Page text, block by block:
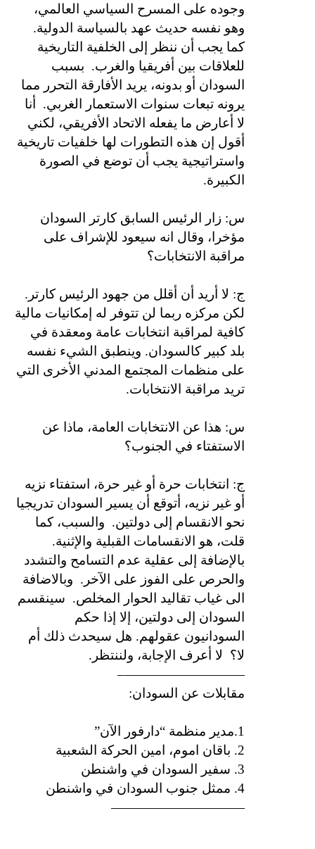
وجوده على المسرح السياسي العالمي،
وهو نفسه حديث عهد بالسياسة الدولية.
كما يجب أن ننظر إلى الخلفية التاريخية
للعلاقات بين أفريقيا والغرب. بسبب
السودان أو بدونه، يريد الأفارقة التحرر مما
يرونه تبعات سنوات الاستعمار الغربي. أنا
لا أعارض ما يفعله الاتحاد الأفريقي، لكني
أقول إن هذه التطورات لها خلفيات تاريخية
واستراتيجية يجب أن توضع في الصورة
الكبيرة.
س: زار الرئيس السابق كارتر السودان
مؤخرا، وقال انه سيعود للإشراف على
مراقبة الانتخابات؟
ج: لا أريد أن أقلل من جهود الرئيس كارتر.
لكن مركزه ربما لن تتوفر له إمكانيات مالية
كافية لمراقبة انتخابات عامة ومعقدة في
بلد كبير كالسودان. وينطبق الشيء نفسه
على منظمات المجتمع المدني الأخرى التي
تريد مراقبة الانتخابات.
س: هذا عن الانتخابات العامة، ماذا عن
الاستفتاء في الجنوب؟
ج: انتخابات حرة أو غير حرة، استفتاء نزيه
أو غير نزيه، أتوقع أن يسير السودان تدريجيا
نحو الانقسام إلى دولتين. والسبب، كما
قلت، هو الانقسامات القبلية والإثنية.
بالإضافة إلى عقلية عدم التسامح والتشدد
والحرص على الفوز على الآخر. وبالاضافة
الى غياب تقاليد الحوار المخلص. سينقسم
السودان إلى دولتين، إلا إذا حكم
السودانيون عقولهم. هل سيحدث ذلك أم
لا؟
لا أعرف الإجابة، ولننتظر.
—————————–
مقابلات عن السودان:
1.مدير منظمة “دارفور الآن”
2. باقان اموم، امين الحركة الشعبية
3. سفير السودان في واشنطن
4. ممثل جنوب السودان في واشنطن
——————————